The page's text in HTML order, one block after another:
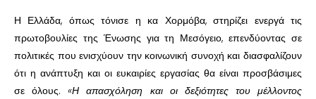
Η Ελλάδα, όπως τόνισε η κα Χορμόβα, στηρίζει ενεργά τις
πρωτοβουλίες της Ένωσης για τη Μεσόγειο, επενδύοντας σε
πολιτικές που ενισχύουν την κοινωνική συνοχή και διασφαλίζουν
ότι η ανάπτυξη και οι ευκαιρίες εργασίας θα είναι προσβάσιμες
σε όλους. «Η απασχόληση και οι δεξιότητες του μέλλοντος